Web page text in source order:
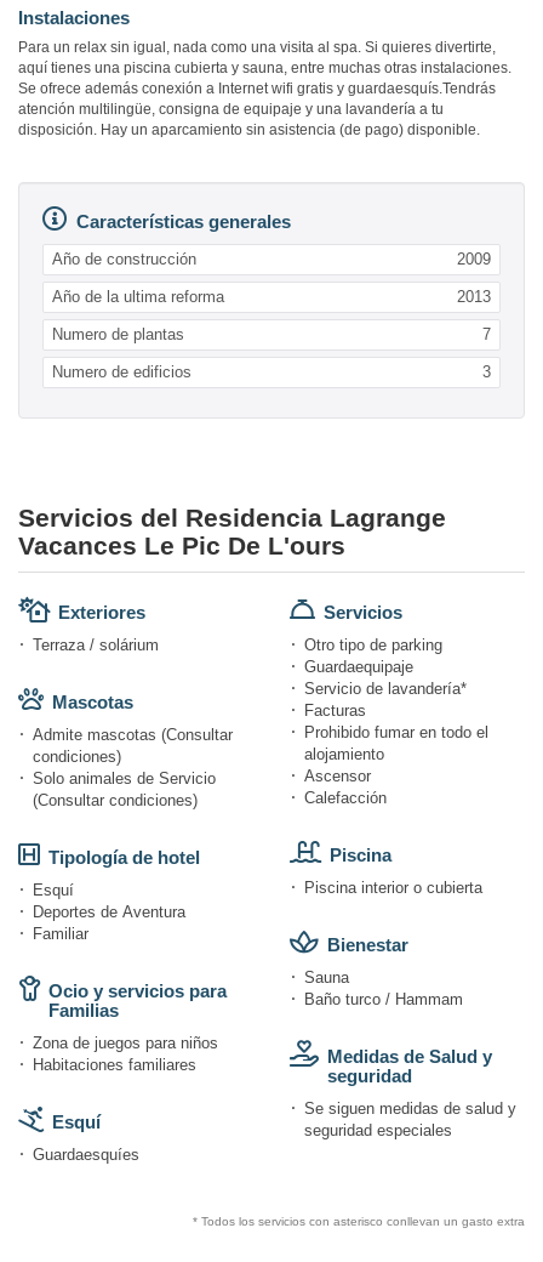
Instalaciones
Para un relax sin igual, nada como una visita al spa. Si quieres divertirte,
aquí tienes una piscina cubierta y sauna, entre muchas otras instalaciones.
Se ofrece además conexión a Internet wifi gratis y guardaesquís.Tendrás
atención multilingüe, consigna de equipaje y una lavandería a tu
disposición. Hay un aparcamiento sin asistencia (de pago) disponible.
Características generales
Año de construcción 2009
Año de la ultima reforma 2013
Numero de plantas 7
Numero de edificios 3
Servicios del Residencia Lagrange
Vacances Le Pic De L'ours
Exteriores
Terraza / solárium
Mascotas
Admite mascotas (Consultar
condiciones)
Solo animales de Servicio
(Consultar condiciones)
Tipología de hotel
Esquí
Deportes de Aventura
Familiar
Ocio y servicios para
Familias
Zona de juegos para niños
Habitaciones familiares
Esquí
Guardaesquíes
Servicios
Otro tipo de parking
Guardaequipaje
Servicio de lavandería*
Facturas
Prohibido fumar en todo el
alojamiento
Ascensor
Calefacción
Piscina
Piscina interior o cubierta
Bienestar
Sauna
Baño turco / Hammam
Medidas de Salud y
seguridad
Se siguen medidas de salud y
seguridad especiales
* Todos los servicios con asterisco conllevan un gasto extra